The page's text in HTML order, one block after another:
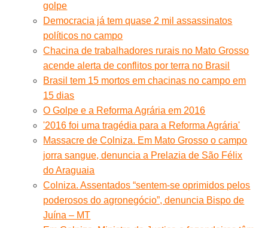
golpe
Democracia já tem quase 2 mil assassinatos
políticos no campo
Chacina de trabalhadores rurais no Mato Grosso
acende alerta de conflitos por terra no Brasil
Brasil tem 15 mortos em chacinas no campo em
15 dias
O Golpe e a Reforma Agrária em 2016
'2016 foi uma tragédia para a Reforma Agrária'
Massacre de Colniza. Em Mato Grosso o campo
jorra sangue, denuncia a Prelazia de São Félix
do Araguaia
Colniza. Assentados “sentem-se oprimidos pelos
poderosos do agronegócio”, denuncia Bispo de
Juína – MT